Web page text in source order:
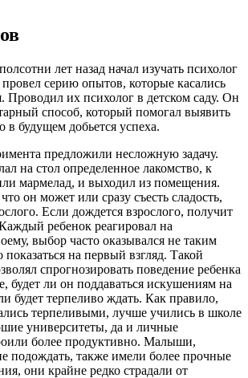
лет назад начал изучать психолог
серию опытов, которые касались
Проводил их психолог в детском саду. Он
способ, который помогал выявить
в будущем добьется успеха.
предложили несложную задачу.
на стол определенное лакомство, к
мармелад, и выходил из помещения.
он может или сразу съесть сладость,
Если дождется взрослого, получит
ребенок реагировал на
выбор часто оказывался не таким
на первый взгляд. Такой
спрогнозировать поведение ребенка
будет ли он поддаваться искушениям на
будет терпеливо ждать. Как правило,
терпеливыми, лучше учились в школе
университеты, да и личные
более продуктивно. Малыши,
подождать, также имели более прочные
они крайне редко страдали от